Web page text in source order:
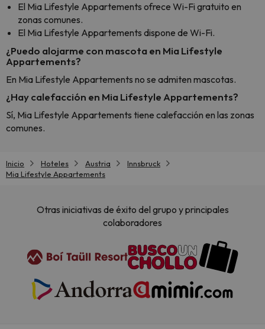
El Mia Lifestyle Appartements ofrece Wi-Fi gratuito en
zonas comunes.
El Mia Lifestyle Appartements dispone de Wi-Fi.
¿Puedo alojarme con mascota en Mia Lifestyle
Appartements?
En Mia Lifestyle Appartements no se admiten mascotas.
¿Hay calefacción en Mia Lifestyle Appartements?
Sí, Mia Lifestyle Appartements tiene calefacción en las zonas
comunes.
Inicio Hoteles Austria
Innsbruck
Mia Lifestyle Appartements
Otras iniciativas de éxito del grupo y principales
colaboradores